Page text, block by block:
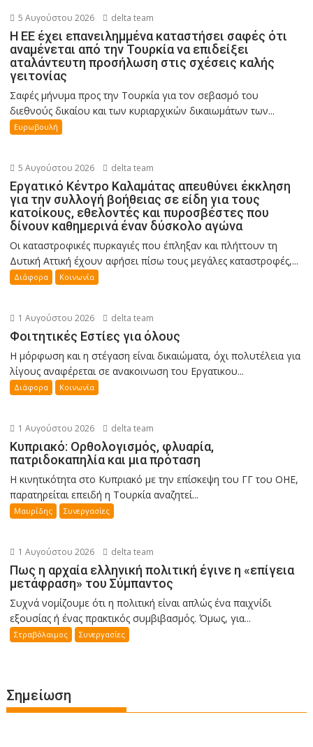
5 Αυγούστου 2026 delta team
Η ΕΕ έχει επανειλημμένα καταστήσει σαφές ότι
αναμένεται από την Τουρκία να επιδείξει
αταλάντευτη προσήλωση στις σχέσεις καλής
γειτονίας
Σαφές μήνυμα προς την Τουρκία για τον σεβασμό του
διεθνούς δικαίου και των κυριαρχικών δικαιωμάτων των...
Ευρωβουλή
5 Αυγούστου 2026 delta team
Εργατικό Κέντρο Καλαμάτας απευθύνει έκκληση
για την συλλογή βοήθειας σε είδη για τους
κατοίκους, εθελοντές και πυροσβέστες που
δίνουν καθημερινά έναν δύσκολο αγώνα
Οι καταστροφικές πυρκαγιές που έπληξαν και πλήττουν τη
Δυτική Αττική έχουν αφήσει πίσω τους μεγάλες καταστροφές,...
Διάφορα Κοινωνία
1 Αυγούστου 2026 delta team
Φοιτητικές Εστίες για όλους
Η μόρφωση και η στέγαση είναι δικαιώματα, όχι πολυτέλεια για
λίγους αναφέρεται σε ανακοινωση του Εργατικου...
Διάφορα Κοινωνία
1 Αυγούστου 2026 delta team
Κυπριακό: Ορθολογισμός, φλυαρία,
πατριδοκαπηλία και μια πρόταση
Η κινητικότητα στο Κυπριακό με την επίσκεψη του ΓΓ του ΟΗΕ,
παρατηρείται επειδή η Τουρκία αναζητεί...
Μαυρίδης Συνεργασίες
1 Αυγούστου 2026 delta team
Πως η αρχαία ελληνική πολιτική έγινε η «επίγεια
μετάφραση» του Σύμπαντος
Συχνά νομίζουμε ότι η πολιτική είναι απλώς ένα παιχνίδι
εξουσίας ή ένας πρακτικός συμβιβασμός. Όμως, για...
Στραβόλαιμος Συνεργασίες
Σημείωση